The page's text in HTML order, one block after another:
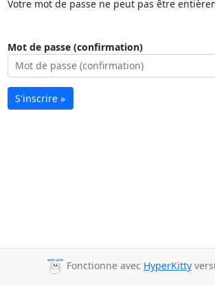
Votre mot de passe ne peut pas être
Mot de passe (confirmation)
S'inscrire »
Fonctionne avec HyperKitty